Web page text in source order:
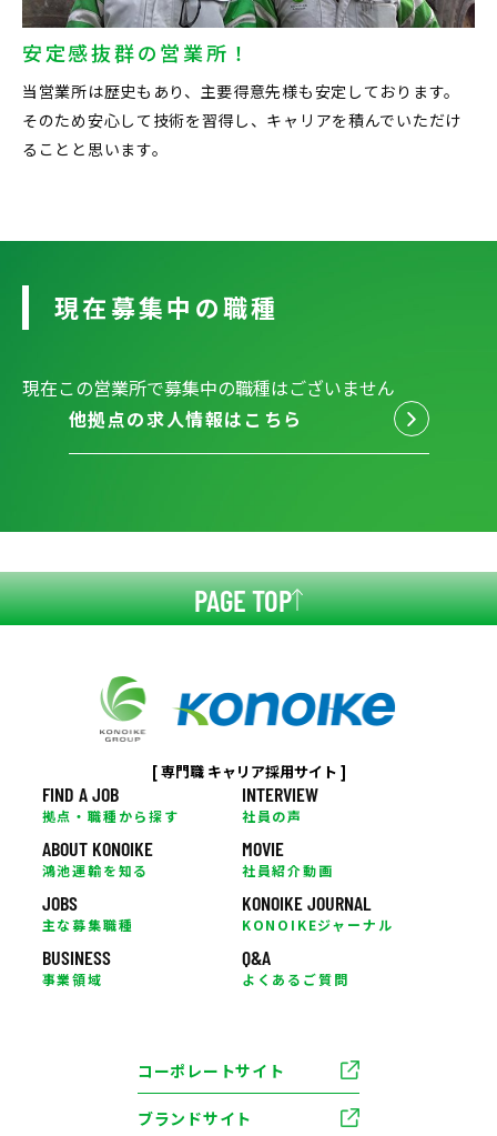
安定感抜群の営業所！
当営業所は歴史もあり、主要得意先様も安定しております。
そのため安心して技術を習得し、キャリアを積んでいただけ
ることと思います。
現在募集中の職種
現在この営業所で募集中の職種はございません
他拠点の求人情報はこちら
PAGE TOP
[ 専門職 キャリア採用サイト ]
コーポレートサイト
ブランドサイト
FIND A JOB
拠点・職種から探す
ABOUT KONOIKE
鴻池運輸を知る
JOBS
主な募集職種
BUSINESS
事業領域
INTERVIEW
社員の声
MOVIE
社員紹介動画
KONOIKE JOURNAL
KONOIKEジャーナル
Q&A
よくあるご質問